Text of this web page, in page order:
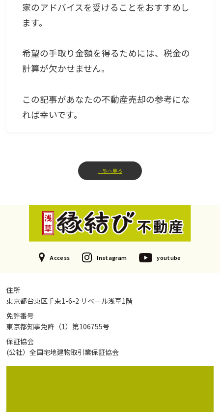
家のアドバイスを受けることをおすすめし
ます。
希望の手取り金額を得るためには、税金の
計算が欠かせません。
この記事があなたの不動産売却の参考にな
れば幸いです。
一覧へ戻る
Access Instagram youtube
住所
東京都台東区千束1-6-2 リベール浅草1階
免許番号
東京都知事免許（1）第106755号
保証協会
(公社）全国宅地建物取引業保証協会